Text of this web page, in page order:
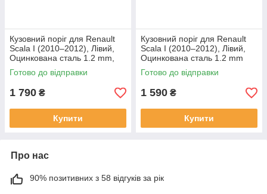
Кузовний поріг для Renault
Scala I (2010–2012), Лівий,
Оцинкована сталь 1.2 mm,
Довжина 5 см
Готово до відправки
1 790 ₴
Купити
Кузовний поріг для Renault
Scala I (2010–2012), Лівий,
Оцинкована сталь 1.2 mm
Готово до відправки
1 590 ₴
Купити
Про нас
90% позитивних з 58 відгуків за рік